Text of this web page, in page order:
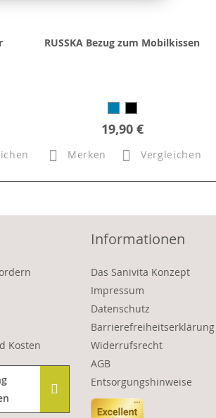
RUSSKA Bezug zum Mobilkissen
19,90 €
Merken Vergleichen
Kosten
Informationen
Das Sanivita Konzept
Impressum
Datenschutz
Barrierefreiheitserklärung
Widerrufsrecht
AGB
Entsorgungshinweise